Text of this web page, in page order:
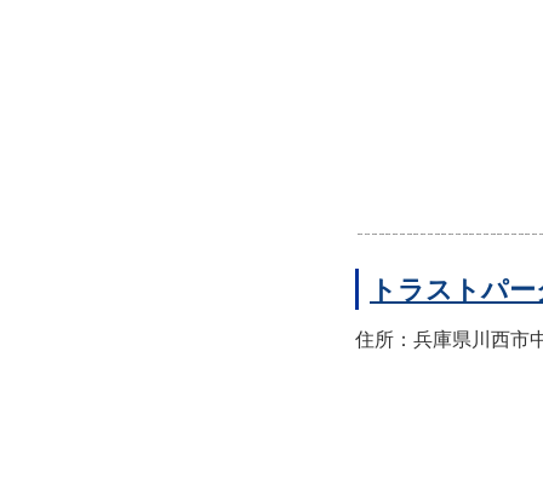
トラストパ
住所：兵庫県川西市